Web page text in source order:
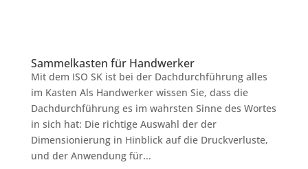
Sammelkasten für Handwerker
Mit dem ISO SK ist bei der Dachdurchführung alles
im Kasten Als Handwerker wissen Sie, dass die
Dachdurchführung es im wahrsten Sinne des Wortes
in sich hat: Die richtige Auswahl der der
Dimensionierung in Hinblick auf die Druckverluste,
und der Anwendung für...